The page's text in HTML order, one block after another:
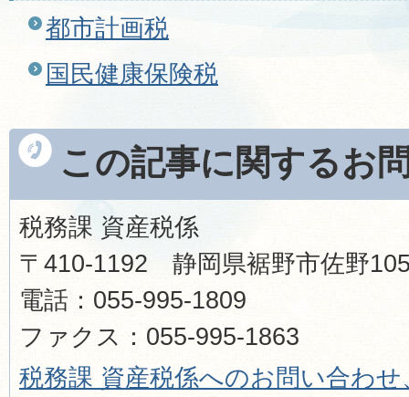
都市計画税
国民健康保険税
この記事に関するお
税務課 資産税係
〒410-1192 静岡県裾野市佐野
電話：055-995-1809
ファクス：055-995-1863
税務課 資産税係へのお問い合わせ